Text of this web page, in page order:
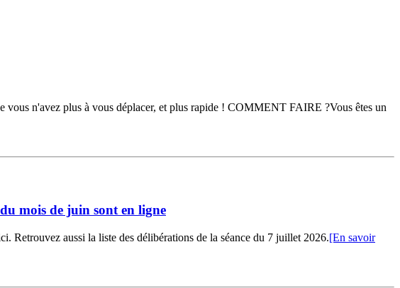
vous n'avez plus à vous déplacer, et plus rapide ! COMMENT FAIRE ?Vous êtes un
mois de juin sont en ligne
Retrouvez aussi la liste des délibérations de la séance du 7 juillet 2026.[En savoir